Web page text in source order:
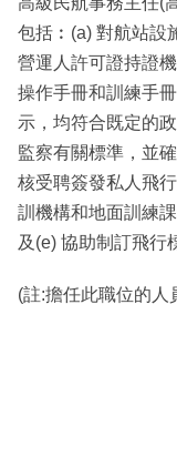
包括︰(a) 對航站設
營運人許可證持證
操作手冊和訓練手
示，均符合既定的
監察有關標準，並
核受聘簽發私人飛
訓機構和地面訓練
及(e) 協助制訂飛行
(註:擔任此職位的人